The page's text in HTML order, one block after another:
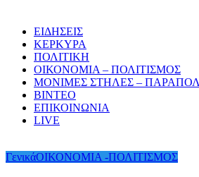
ΕΙΔΗΣΕΙΣ
ΚΕΡΚΥΡΑ
ΠΟΛΙΤΙΚΗ
ΟΙΚΟΝΟΜΙΑ – ΠΟΛΙΤΙΣΜΟΣ
ΜΟΝΙΜΕΣ ΣΤΗΛΕΣ –
ΒΙΝΤΕΟ
ΕΠΙΚΟΙΝΩΝΙΑ
LIVE
ΓενικάΟΙΚΟΝΟΜΙΑ -ΠΟΛΙΤΙΣΜΟΣ